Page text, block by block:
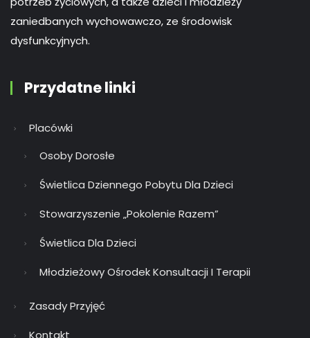
zaniedbanych wychowawczo, ze środowisk
dysfunkcyjnych.
Przydatne linki
Placówki
Osoby Dorosłe
Świetlica Dziennego Pobytu Dla Dzieci
Stowarzyszenie „Pokolenie Razem”
Świetlica Dla Dzieci
Młodzieżowy Ośrodek Konsultacji I Terapii
Zasady Przyjęć
Kontakt